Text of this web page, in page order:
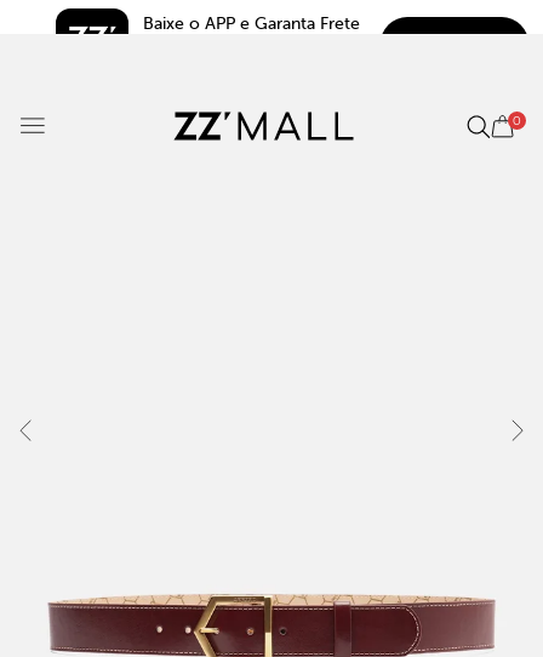
Baixe o APP e Garanta Frete
0